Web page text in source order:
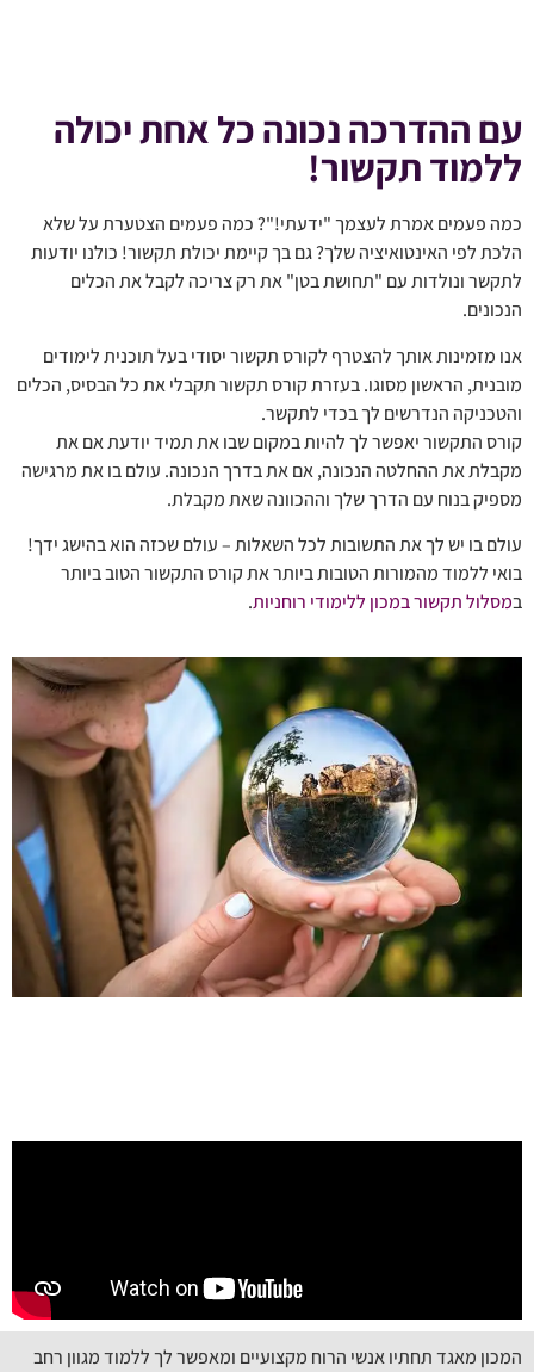
עם ההדרכה נכונה כל אחת יכולה
ללמוד תקשור!
כמה פעמים אמרת לעצמך "ידעתי!"? כמה פעמים הצטערת על שלא
הלכת לפי האינטואיציה שלך? גם בך קיימת יכולת תקשור! כולנו יודעות
לתקשר ונולדות עם "תחושת בטן" את רק צריכה לקבל את הכלים
הנכונים.
אנו מזמינות אותך להצטרף לקורס תקשור יסודי בעל תוכנית לימודים
מובנית, הראשון מסוגו. בעזרת קורס תקשור תקבלי את כל הבסיס, הכלים
והטכניקה הנדרשים לך בכדי לתקשר.
קורס התקשור יאפשר לך להיות במקום שבו את תמיד יודעת אם את
מקבלת את ההחלטה הנכונה, אם את בדרך הנכונה. עולם בו את מרגישה
מספיק בנוח עם הדרך שלך וההכוונה שאת מקבלת.
עולם בו יש לך את התשובות לכל השאלות – עולם שכזה הוא בהישג ידך!
בואי ללמוד מהמורות הטובות ביותר את קורס התקשור הטוב ביותר
במסלול תקשור במכון ללימודי רוחניות.
המכון מאגד תחתיו אנשי הרוח מקצועיים ומאפשר לך ללמוד מגוון רחב